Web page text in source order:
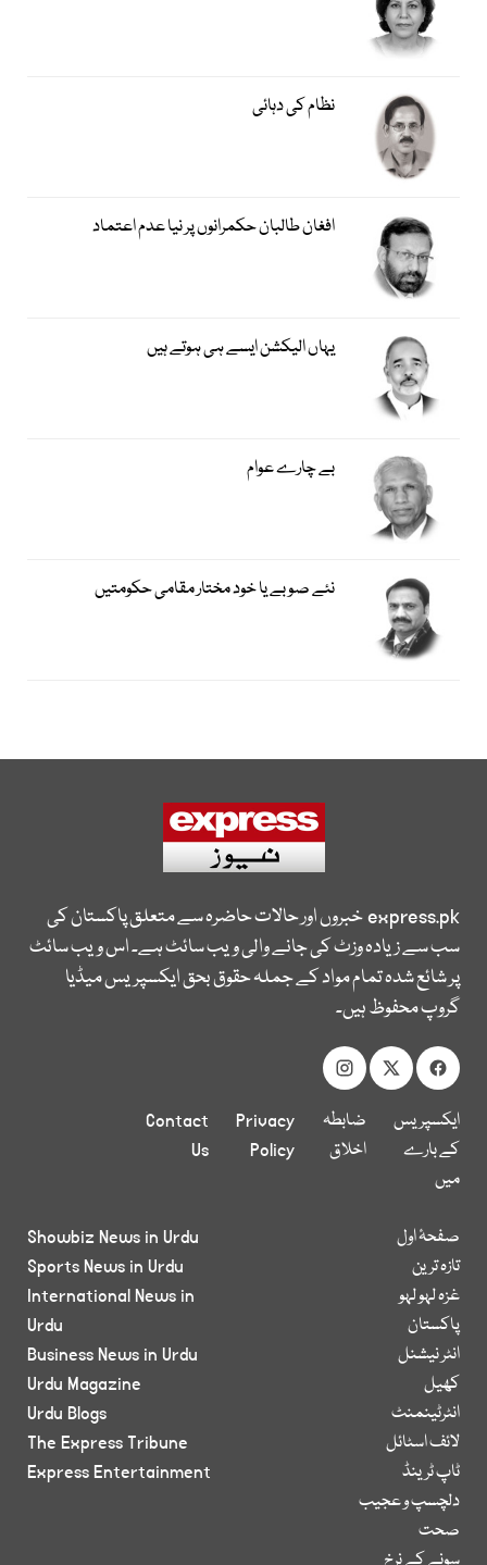
نظام کی دہائی
افغان طالبان حکمرانوں پر نیا عدم اعتماد
یہاں الیکشن ایسے ہی ہوتے ہیں
بے چارے عوام
نئے صوبے یا خود مختار مقامی حکومتیں
express.pkخبروں اور حالات حاضرہ سے متعلق پاکستان کی
سب سے زیادہ وزٹ کی جانے والی ویب سائٹ ہے۔ اس ویب سائٹ
پر شائع شدہ تمام مواد کے جملہ حقوق بحق ایکسپریس میڈیا
گروپ محفوظ ہیں۔
ایکسپریس
کے بارے
میں
ضابطہ
اخلاق
Privacy
Policy
Contact
Us
صفحۂ اول
تازہ ترین
غزہ لہو لہو
پاکستان
انٹر نیشنل
کھیل
انٹرٹینمنٹ
لائف اسٹائل
ٹاپ ٹرینڈ
دلچسپ و عجیب
صحت
Showbiz News in Urdu
Sports News in Urdu
International News in
Urdu
Business News in Urdu
Urdu Magazine
Urdu Blogs
The Express Tribune
Express Entertainment